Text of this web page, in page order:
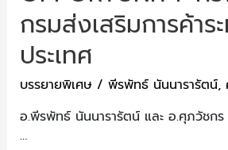
กรมส่งเสริมการค้าร
ประเทศ
บรรยายพิเศษ/ พีรพัทธ์ นันนารารัตน์,
อ.พีรพัทธ์ นันนารารัตน์ และ อ.ศุภวัชกร
…